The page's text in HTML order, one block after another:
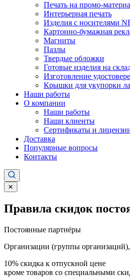
Печать на промо-
Интерьерная печать
Изделия с носителями
Картонно-бумажная
Магниты
Пазлы
Твердые обложки
Готовые изделия на
Изготовление
Крышки для укупорки
Наши работы
О компании
Наши работы
Наши клиенты
Сертификаты и
Доставка
Популярные вопросы
Контакты
✕
Правила скидок
Постоянные партнёры
Организации (группы
10% скидка к отпускной цене
кроме товаров со специальными